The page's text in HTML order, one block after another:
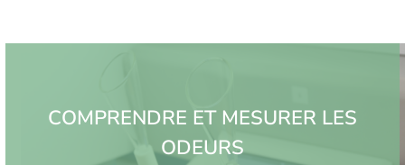
COMPRENDRE ET MESURER LES
ODEURS